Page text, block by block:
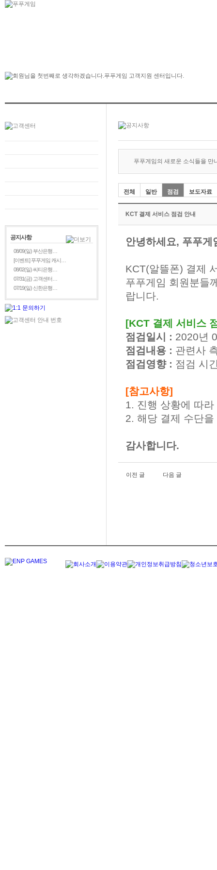
공지사항
08/09(일) 부산은행…
[이벤트] 푸푸게임 캐시…
08/02(일) 씨티은행…
07/31(금) 고객센터…
07/19(일) 신한은행…
푸푸게임의 새로운 소식들을 만
전체 일반 점검 보도자료
KCT 결제 서비스 점검 안내
안녕하세요, 푸푸게
KCT(알뜰폰) 결제
푸푸게임 회원분들
랍니다.
[KCT 결제 서비스
점검일시 : 2020년
점검내용 : 관련사
점검영향 : 점검 시
[참고사항]
1. 진행 상황에 따
2. 해당 결제 수단
감사합니다.
이전 글 다음 글